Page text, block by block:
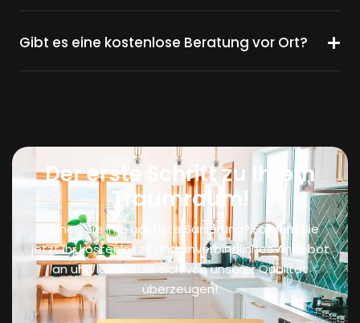
Gibt es eine kostenlose Beratung vor Ort?
Der erste Schritt zu Ihrem
Traumraum!
Planen Sie Ihre nächste Sanierung? Fordern Sie
jetzt Ihr kostenloses und unverbindliches Angebot
an und lassen Sie sich von unserer Qualität
überzeugen!